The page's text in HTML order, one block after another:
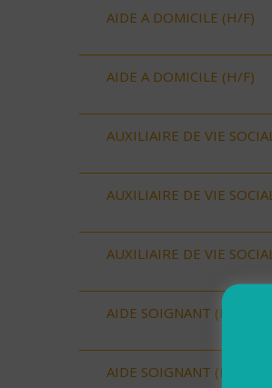
AIDE A DOMICILE (H/F)
AIDE A DOMICILE (H/F)
AUXILIAIRE DE VIE
AUXILIAIRE DE VIE
AUXILIAIRE DE VIE
AIDE SOIGNANT (H/F)
AIDE SOIGNANT (H/F)